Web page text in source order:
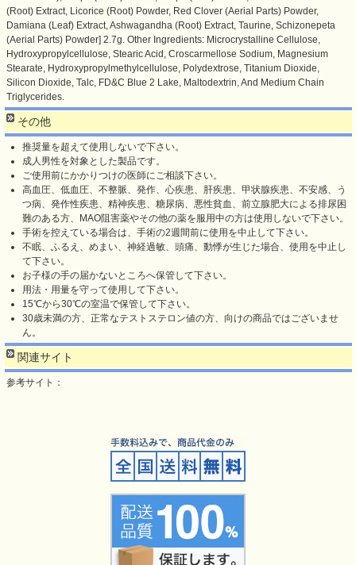
(Root) Extract, Licorice (Root) Powder, Red Clover (Aerial Parts) Powder,
Damiana (Leaf) Extract, Ashwagandha (Root) Extract, Taurine, Schizonepeta
(Aerial Parts) Powder] 2.7g. Other Ingredients: Microcrystalline Cellulose,
Hydroxypropylcellulose, Stearic Acid, Croscarmellose Sodium, Magnesium
Stearate, Hydroxypropylmethylcellulose, Polydextrose, Titanium Dioxide,
Silicon Dioxide, Talc, FD&C Blue 2 Lake, Maltodextrin, And Medium Chain
Triglycerides.
その他
推奨量を超えて使用しないで下さい。
成人男性を対象とした製品です。
ご使用前にかかりつけの医師にご相談下さい。
高血圧、低血圧、不整脈、発作、心疾患、肝疾患、甲状腺疾患、不安感、う
つ病、発作性疾患、精神疾患、糖尿病、悪性貧血、前立腺肥大による排尿困
難のある方、MAO阻害薬やその他の薬を服用中の方は使用しないで下さい。
手術を控えている場合は、手術の2週間前に使用を中止して下さい。
不眠、ふるえ、めまい、神経過敏、頭痛、動悸が生じた場合、使用を中止し
て下さい。
お子様の手の届かないところへ保管して下さい。
用法・用量を守って使用して下さい。
15℃から30℃の室温で保管して下さい。
30歳未満の方、正常なテストステロン値の方、向けの商品ではございませ
ん。
関連サイト
参考サイト：